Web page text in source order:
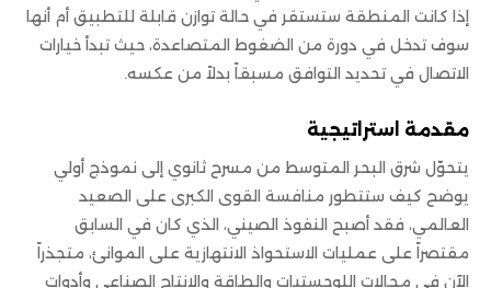
إذا كانت المنطقة ستستقر في حالة توازن قابلة للتطبيق أم أنها
سوف تدخل في دورة من الضغوط المتصاعدة، حيث تبدأ خيارات
الاتصال في تحديد التوافق مسبقاً بدلاً من عكسه.
مقدمة استراتيجية
يتحوّل شرق البحر المتوسط من مسرح ثانوي إلى نموذج أولي
يوضح كيف ستتطور منافسة القوى الكبرى على الصعيد
العالمي، فقد أصبح النفوذ الصيني، الذي كان في السابق
مقتصراً على عمليات الاستحواذ الانتهازية على الموانئ، متجذراً
الآن في مجالات اللوجستيات والطاقة والإنتاج الصناعي وأدوات